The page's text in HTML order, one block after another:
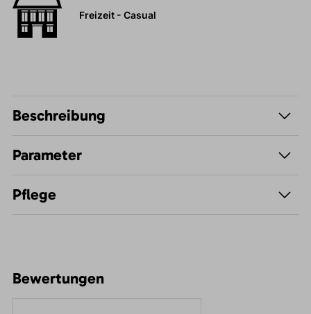
Freizeit - Casual
Beschreibung
Parameter
Pflege
Bewertungen